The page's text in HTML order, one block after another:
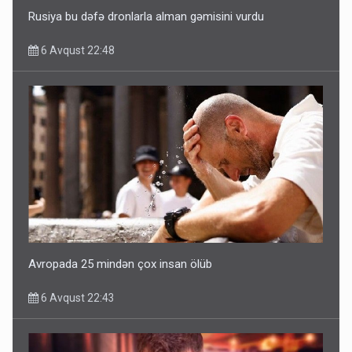
Rusiya bu dəfə dronlarla alman gəmisini vurdu
6 Avqust 22:48
Avropada 25 mindən çox insan ölüb
6 Avqust 22:43